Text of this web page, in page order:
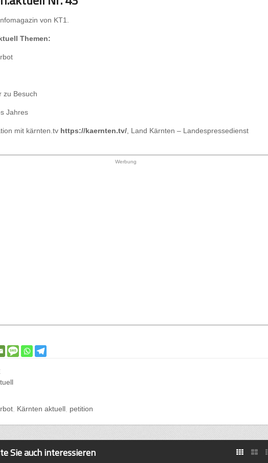
von KT1.
Themen:
zu Besuch
Jahres
mit kärnten.tv https://kaernten.tv/, Land Kärnten – Landespressedienst
Werbung
Kärnten aktuell petition
Sie auch interessieren